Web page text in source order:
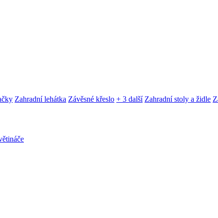
Zahradní lehátka Závěsné křeslo + 3 další Zahradní stoly a židle